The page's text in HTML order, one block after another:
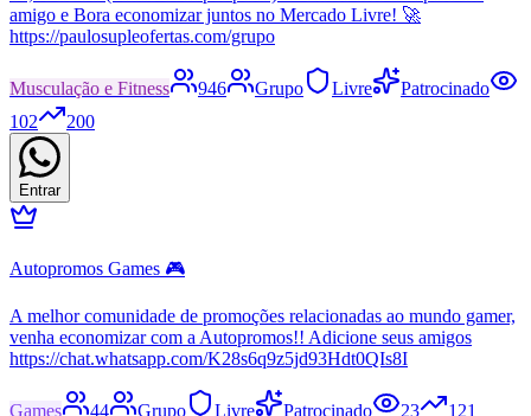
amigo e Bora economizar juntos no Mercado Livre! 🚀
https://paulosupleofertas.com/grupo
Musculação e Fitness 946 Grupo Livre
Patrocinado
102
200
Entrar
Autopromos Games 🎮
A melhor comunidade de promoções relacionadas ao mundo gamer,
venha economizar com a Autopromos!! Adicione seus amigos
https://chat.whatsapp.com/K28s6q9z5jd93Hdt0QIs8I
Games 44 Grupo Livre Patrocinado 23 121